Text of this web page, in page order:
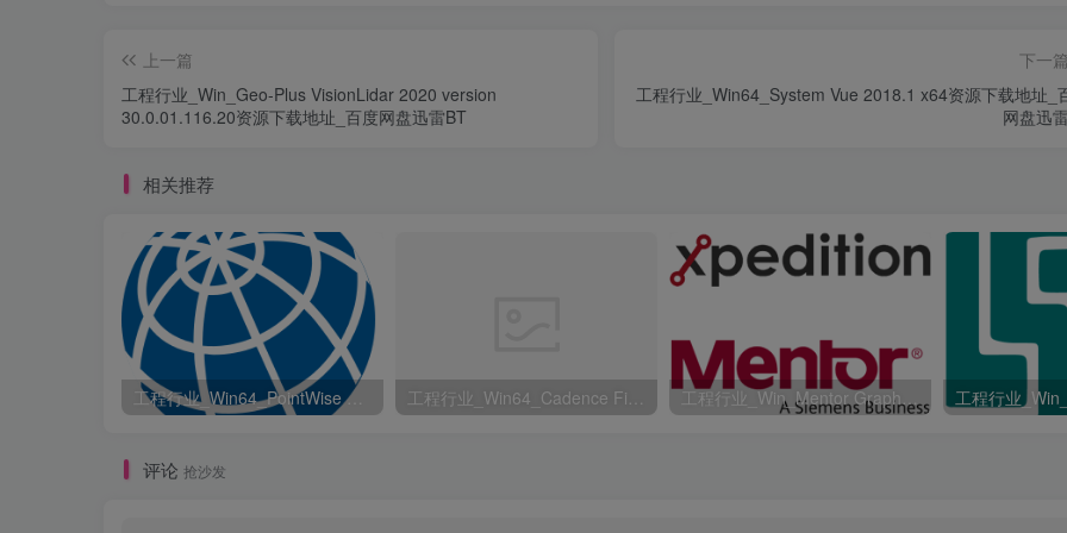
上一篇
工程行业_Win_Geo-Plus VisionLidar 2020 version
30.0.01.116.20资源下载地址_百度网盘迅雷BT
下一篇
工程行业_Win64_System Vue 2018.1 x64资源下载地址_
网盘迅
相关推荐
工程行业_Win64_PointWise 18.6 R2 x64资源下载地址_百度网盘迅雷BT 工程行业_Win64_Cadence Fidelity Pointwise 2024.1 x64资源下载地址_百度网盘迅雷BT 工程行业_Win_Mentor Graphics Products New Crack资源下载地址_百度网盘迅雷BT
评论 抢沙发